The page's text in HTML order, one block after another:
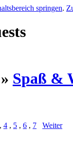
springen.
» Spaß &
4 , 5 , 6 , 7 Weiter